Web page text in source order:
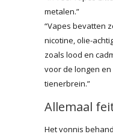
metalen.”
“Vapes bevatten
nicotine, olie-
zoals lood en
voor de longen
tienerbrein.”
Allemaal
Het vonnis